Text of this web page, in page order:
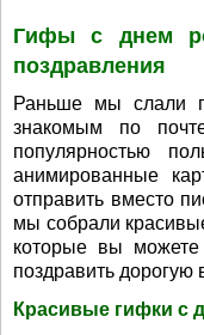
Гифы с днем
поздравления
Раньше мы слали
знакомым по
популярностью
анимированные
отправить вместо
мы собрали
которые вы можете
поздравить
Красивые гифки с